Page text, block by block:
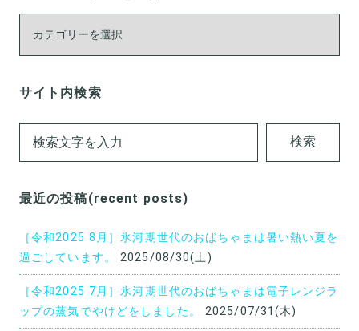
ー
(category)
サイト内検索
検索
最近の投稿(recent posts)
［令和2025 8月］氷河期世代のおばちゃまは暑い熱い夏を
過ごしています。
2025/08/30(土)
［令和2025 7月］氷河期世代のおばちゃまは電子レンジラ
ップの蒸気でやけどをしました。
2025/07/31(木)